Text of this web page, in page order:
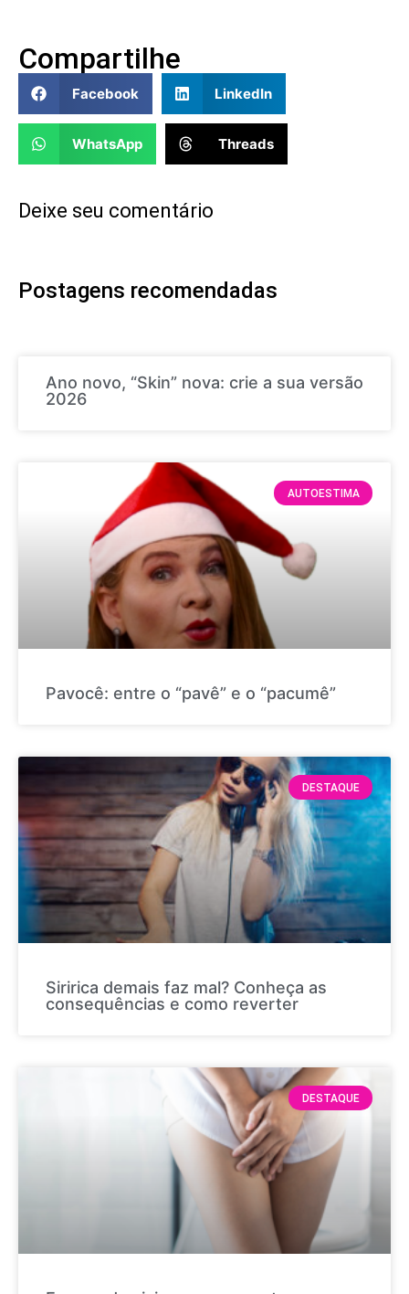
Compartilhe
Facebook LinkedIn
WhatsApp Threads
Deixe seu comentário
Postagens recomendadas
Ano novo, “Skin” nova: crie a sua versão
2026
AUTOESTIMA
Pavocê: entre o “pavê” e o “pacumê”
DESTAQUE
Siririca demais faz mal? Conheça as
consequências e como reverter
DESTAQUE